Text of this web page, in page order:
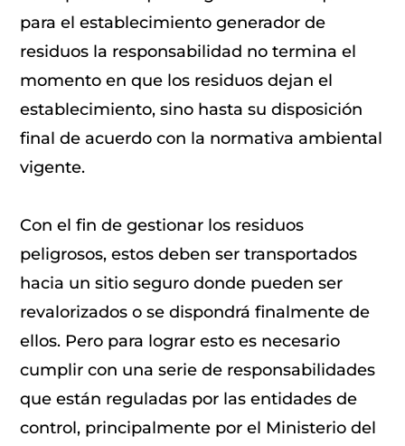
para el establecimiento generador de
residuos la responsabilidad no termina el
momento en que los residuos dejan el
establecimiento, sino hasta su disposición
final de acuerdo con la normativa ambiental
vigente.
Con el fin de gestionar los residuos
peligrosos, estos deben ser transportados
hacia un sitio seguro donde pueden ser
revalorizados o se dispondrá finalmente de
ellos. Pero para lograr esto es necesario
cumplir con una serie de responsabilidades
que están reguladas por las entidades de
control, principalmente por el Ministerio del